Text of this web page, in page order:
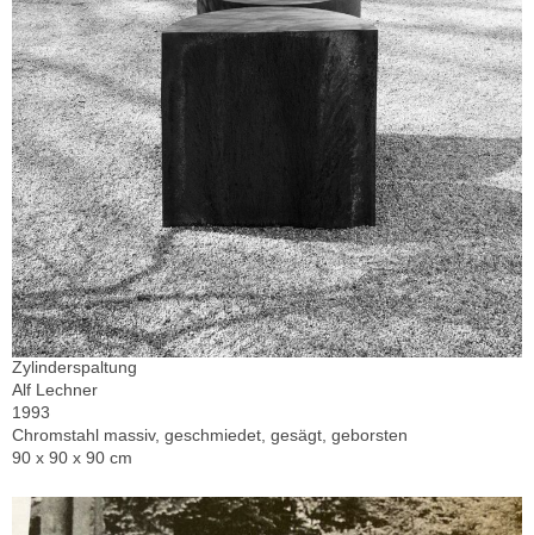
Zylinderspaltung
Alf Lechner
1993
Chromstahl massiv, geschmiedet, gesägt, geborsten
90 x 90 x 90 cm